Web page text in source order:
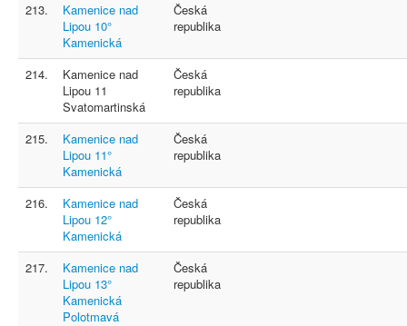
213.
Kamenice nad
Lipou 10°
Kamenická
Česká
republika
214.
Kamenice nad
Lipou 11
Svatomartinská
Česká
republika
215.
Kamenice nad
Lipou 11°
Kamenická
Česká
republika
216.
Kamenice nad
Lipou 12°
Kamenická
Česká
republika
217.
Kamenice nad
Lipou 13°
Kamenická
Polotmavá
Česká
republika